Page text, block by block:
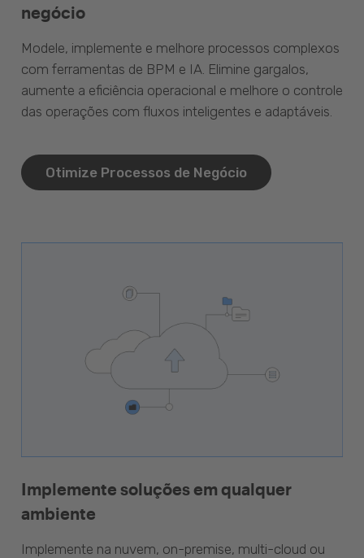
negócio
Modele, implemente e melhore processos complexos
com ferramentas de BPM e IA. Elimine gargalos,
aumente a eficiência operacional e melhore o controle
das operações com fluxos inteligentes e adaptáveis.
Otimize Processos de Negócio
Implemente soluções em qualquer
ambiente
Implemente na nuvem, on-premise, multi-cloud ou